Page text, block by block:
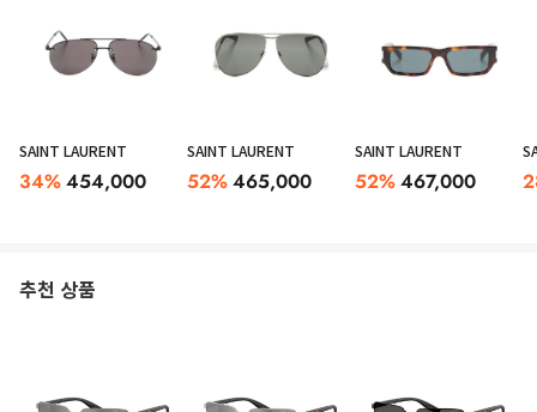
SAINT LAURENT
34%454,000
SAINT LAURENT
52%465,000
SAINT LAURENT
52%467,000
추천 상품